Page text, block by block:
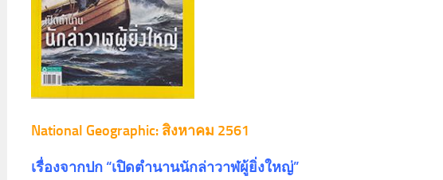
National Geographic: สิงหาคม 2561
เรื่องจากปก “เปิดตำนานนักล่าวาฬผู้ยิ่งใหญ่”